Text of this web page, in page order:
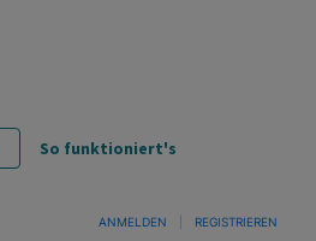
So funktioniert's
ANMELDEN REGISTRIEREN